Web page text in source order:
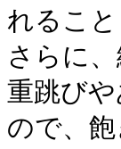
れること
さらに
重跳び
ので、